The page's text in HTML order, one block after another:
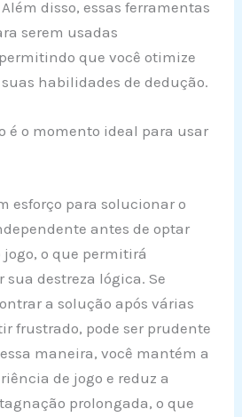
disso, essas ferramentas
serem usadas
que você otimize
habilidades de dedução.
é o momento ideal para usar
esforço para solucionar o
antes de optar
o que permitirá
destreza lógica. Se
a solução após várias
frustrado, pode ser prudente
maneira, você mantém a
de jogo e reduz a
prolongada, o que